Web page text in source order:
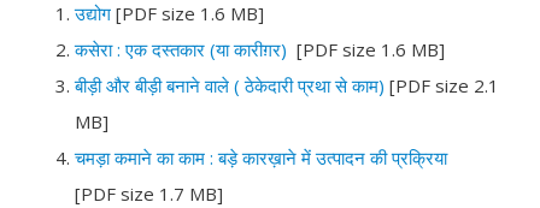
उद्योग [PDF size 1.6 MB]
कसेरा : एक दस्तकार (या कारीग़र) [PDF size 1.6 MB]
बीड़ी और बीड़ी बनाने वाले ( ठेकेदारी प्रथा से काम) [PDF size 2.1
MB]
चमड़ा कमाने का काम : बड़े कारख़ाने में उत्पादन की प्रक्रिया
[PDF size 1.7 MB]